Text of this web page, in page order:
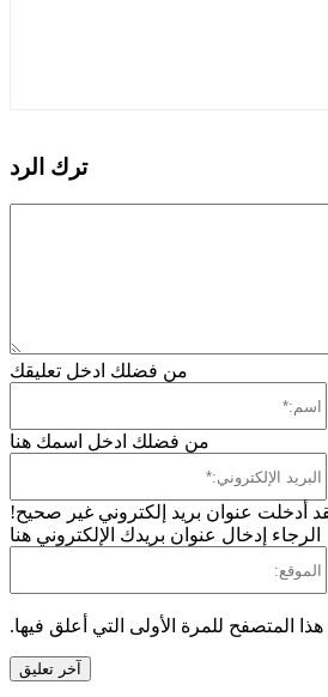
ترك الرد
من فضلك ادخل تعليقك
من فضلك ادخل اسمك هنا
أدخلت عنوان بريد إلكتروني غير صحيح!
الرجاء إدخال عنوان بريدك الإلكتروني هنا
المتصفح للمرة الأولى التي أعلق فيها.